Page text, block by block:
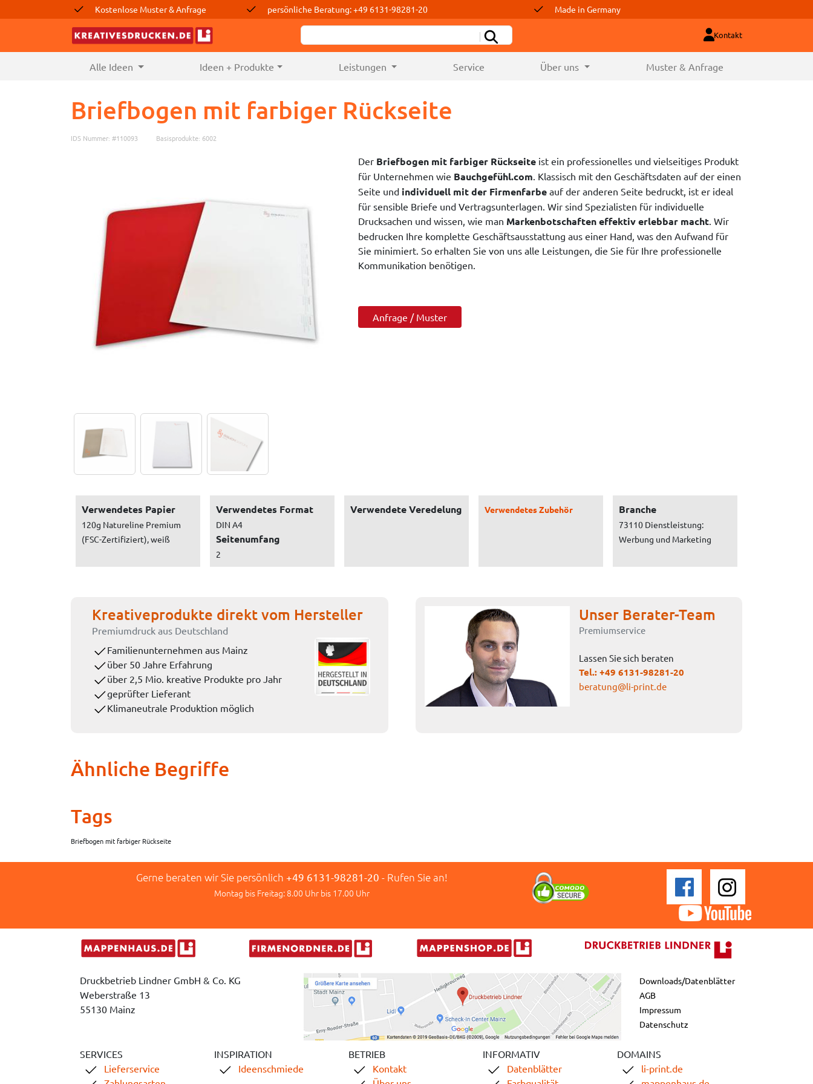
Kostenlose Muster & Anfrage persönliche Beratung: +49 6131-98281-20 Made in Germany
Kontakt
Alle Ideen (current) Ideen + Produkte Leistungen Service Über uns Muster & Anfrage
Briefbogen mit farbiger Rückseite
IDS Nummer: #110093 Basisprodukte: 6002
Der Briefbogen mit farbiger Rückseite ist ein professionelles und vielseitiges Produkt
für Unternehmen wie Bauchgefühl.com. Klassisch mit den Geschäftsdaten auf der einen
Seite und individuell mit der Firmenfarbe auf der anderen Seite bedruckt, ist er ideal
für sensible Briefe und Vertragsunterlagen. Wir sind Spezialisten für individuelle
Drucksachen und wissen, wie man Markenbotschaften effektiv erlebbar macht. Wir
bedrucken Ihre komplette Geschäftsausstattung aus einer Hand, was den Aufwand für
Sie minimiert. So erhalten Sie von uns alle Leistungen, die Sie für Ihre professionelle
Kommunikation benötigen.
Anfrage / Muster
Verwendetes Papier
120g Natureline Premium
(FSC-Zertifiziert), weiß
Verwendetes Format
DIN A4
Seitenumfang
2
Verwendete Veredelung Verwendetes Zubehör Branche
73110 Dienstleistung:
Werbung und Marketing
Kreativeprodukte direkt vom Hersteller
Premiumdruck aus Deutschland
Familienunternehmen aus Mainz
über 50 Jahre Erfahrung
über 2,5 Mio. kreative Produkte pro Jahr
geprüfter Lieferant
Klimaneutrale Produktion möglich
Unser Berater-Team
Premiumservice
Lassen Sie sich beraten
Tel.: +49 6131-98281-20
beratung@li-print.de
Ähnliche Begriffe
Tags
Briefbogen mit farbiger Rückseite
Gerne beraten wir Sie persönlich +49 6131-98281-20 - Rufen Sie an!
Montag bis Freitag: 8.00 Uhr bis 17.00 Uhr
Druckbetrieb Lindner GmbH & Co. KG
Weberstraße 13
55130 Mainz
Downloads/Datenblätter
AGB
Impressum
Datenschutz
SERVICES
Lieferservice
INSPIRATION
Ideenschmiede
BETRIEB
Kontakt
INFORMATIV
Datenblätter
DOMAINS
li-print.de